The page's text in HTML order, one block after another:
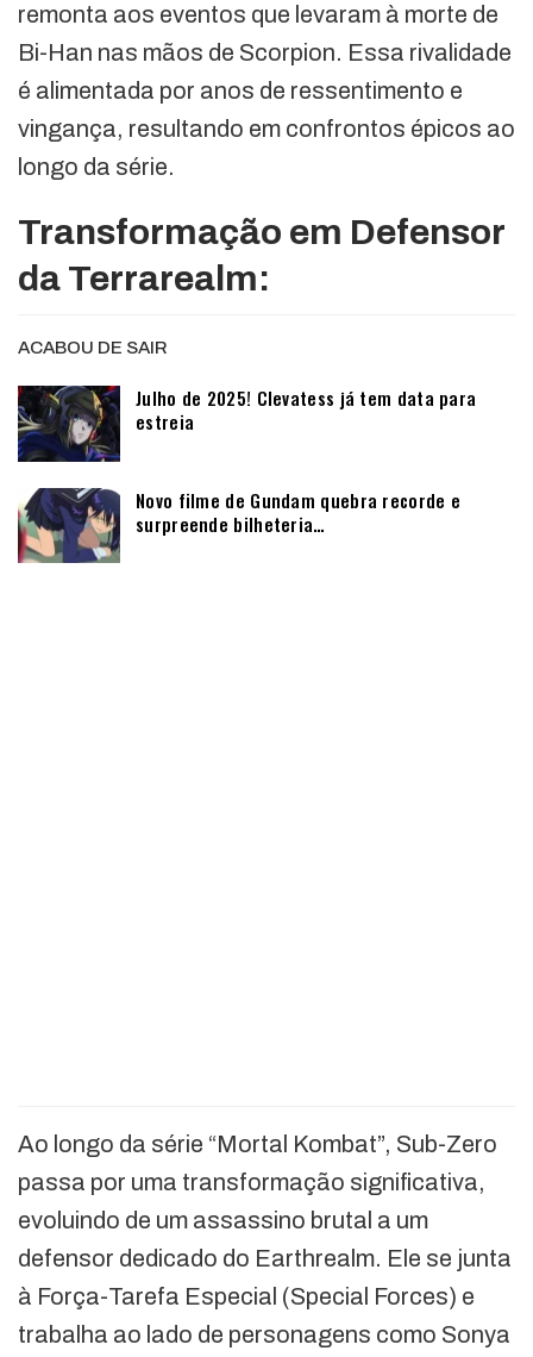
remonta aos eventos que levaram à morte de
Bi-Han nas mãos de Scorpion. Essa rivalidade
é alimentada por anos de ressentimento e
vingança, resultando em confrontos épicos ao
longo da série.
Transformação em Defensor
da Terrarealm:
ACABOU DE SAIR
Julho de 2025! Clevatess já tem data para
estreia
Novo filme de Gundam quebra recorde e
surpreende bilheteria…
Ao longo da série “Mortal Kombat”, Sub-Zero
passa por uma transformação significativa,
evoluindo de um assassino brutal a um
defensor dedicado do Earthrealm. Ele se junta
à Força-Tarefa Especial (Special Forces) e
trabalha ao lado de personagens como Sonya